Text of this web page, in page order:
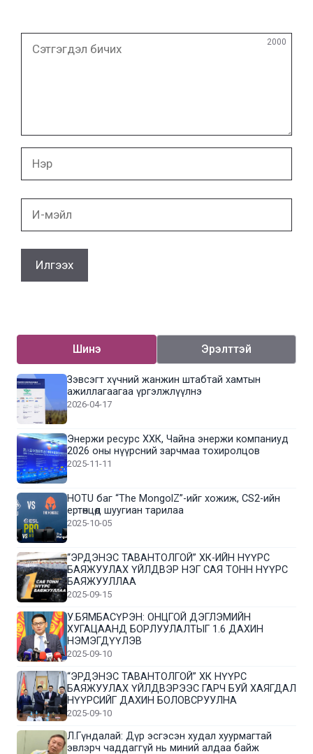
2000
мэйл
Шинэ Эрэлттэй
Зэвсэгт хүчний жанжин штабтай хамтын
ажиллагаагаа үргэлжлүүлнэ
2026-04-17
Энержи ресурс ХХК, Чайна энержи компаниуд
2026 оны нүүрсний зарчмаа тохиролцов
2025-11-11
HOTU баг “The MongolZ”-ийг хожиж, CS2-ийн
ертөнцөд шуугиан тарилаа
2025-10-05
“ЭРДЭНЭС ТАВАНТОЛГОЙ” ХК-ИЙН НҮҮРС
БАЯЖУУЛАХ ҮЙЛДВЭР НЭГ САЯ ТОНН НҮҮРС
БАЯЖУУЛЛАА
2025-09-15
У.БЯМБАСҮРЭН: ОНЦГОЙ ДЭГЛЭМИЙН
ХУГАЦААНД БОРЛУУЛАЛТЫГ 1.6 ДАХИН
НЭМЭГДҮҮЛЭВ
2025-09-10
“ЭРДЭНЭС ТАВАНТОЛГОЙ” ХК НҮҮРС
БАЯЖУУЛАХ ҮЙЛДВЭРЭЭС ГАРЧ БУЙ ХАЯГДАЛ
НҮҮРСИЙГ ДАХИН БОЛОВСРУУЛНА
2025-09-10
Л.Гүндалай: Дүр эсгэсэн худал хуурмагтай
эвлэрч чаддаггүй нь миний алдаа байж